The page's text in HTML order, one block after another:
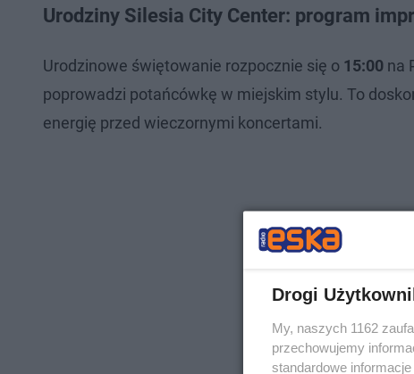
Urodziny Silesia City Center: program
Urodzinowe świętowanie rozpocznie się o 15:00 na
poprowadzi potańcówkę w miejskim stylu. To
energię przed wieczornymi koncertami.
Drogi
My, naszych 1162
przechowujemy
standardowe